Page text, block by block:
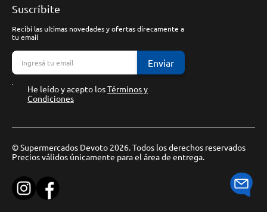
Suscríbite
Recibí las ultimas novedades y ofertas direcamente a
tu email
Enviar
He leído y acepto losTérminos y
Condiciones
© Supermercados Devoto 2026. Todos los derechos reservados
Precios válidos únicamente para el área de entrega.